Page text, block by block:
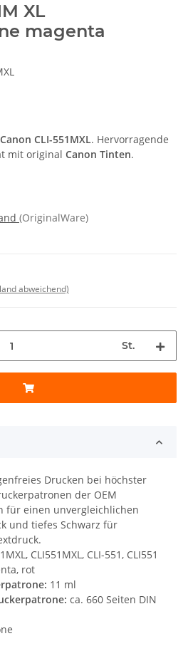
XL
magenta
Canon CLI-551MXL. Hervorragende
mit original Canon Tinten.
(OriginalWare)
abweichend)
St.
Drucken bei höchster
der OEM
für einen unvergleichlichen
und tiefes Schwarz für
CLI551MXL, CLI-551, CLI551
rot
11 ml
ca. 660 Seiten DIN